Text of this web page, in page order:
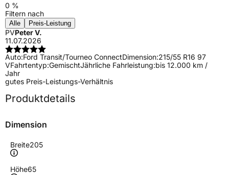
0 %
Filtern nach
Alle Preis-Leistung
PVPeter V.
11.07.2026
Auto:Ford Transit/Tourneo ConnectDimension:215/55 R16 97
VFahrtentyp:GemischtJährliche Fahrleistung:bis 12.000 km /
Jahr
gutes Preis-Leistungs-Verhältnis
Produktdetails
Dimension
Breite205
Höhe65